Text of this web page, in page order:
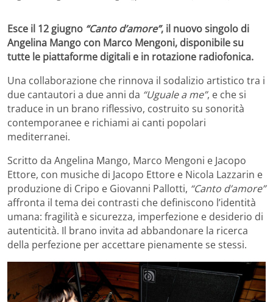
Esce il 12 giugno “Canto d’amore”, il nuovo singolo di
Angelina Mango con Marco Mengoni, disponibile su
tutte le piattaforme digitali e in rotazione radiofonica.
Una collaborazione che rinnova il sodalizio artistico tra i
due cantautori a due anni da “Uguale a me”, e che si
traduce in un brano riflessivo, costruito su sonorità
contemporanee e richiami ai canti popolari
mediterranei.
Scritto da Angelina Mango, Marco Mengoni e Jacopo
Ettore, con musiche di Jacopo Ettore e Nicola Lazzarin e
produzione di Cripo e Giovanni Pallotti, “Canto d’amore”
affronta il tema dei contrasti che definiscono l’identità
umana: fragilità e sicurezza, imperfezione e desiderio di
autenticità. Il brano invita ad abbandonare la ricerca
della perfezione per accettare pienamente se stessi.